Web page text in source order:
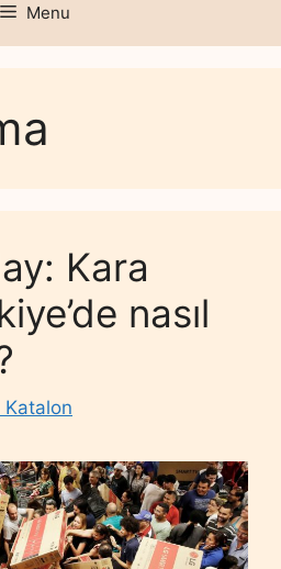
Menu
Kara
nasıl
Katalon